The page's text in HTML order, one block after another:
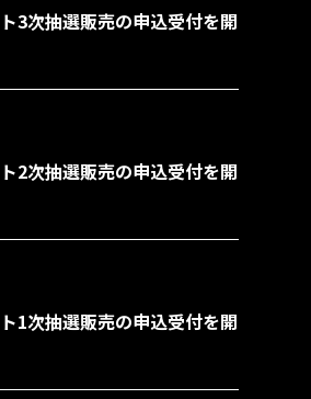
3次抽選販売の申込受付を開
2次抽選販売の申込受付を開
1次抽選販売の申込受付を開